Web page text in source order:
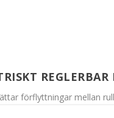
förflyttningar mellan